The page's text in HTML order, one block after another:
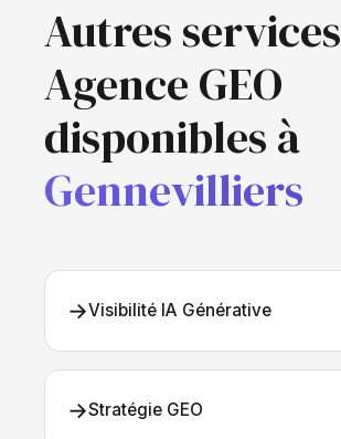
Autres services
Agence GEO
disponibles à
Gennevilliers
→Visibilité IA Générative
→Stratégie GEO